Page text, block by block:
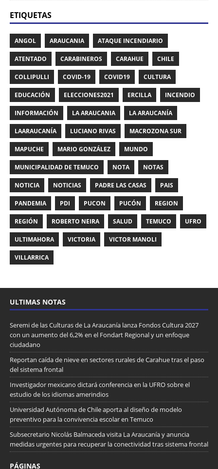
ETIQUETAS
ANGOL ARAUCANIA ATAQUE INCENDIARIO
ATENTADO CARABINEROS CARAHUE CHILE
COLLIPULLI COVID-19 COVID19 CULTURA
EDUCACIÓN ELECCIONES2021 ERCILLA INCENDIO
INFORMACIÓN LA ARAUCANIA LA ARAUCANÍA
LAARAUCANÍA LUCIANO RIVAS MACROZONA SUR
MAPUCHE MARIO GONZÁLEZ MUNDO
MUNICIPALIDAD DE TEMUCO NOTA NOTAS
NOTICIA NOTICIAS PADRE LAS CASAS PAIS
PANDEMIA PDI PUCON PUCÓN REGION
REGIÓN ROBERTO NEIRA SALUD TEMUCO UFRO
ULTIMAHORA VICTORIA VICTOR MANOLI
VILLARRICA
ULTIMAS NOTAS
Seremi de las Culturas de La Araucanía lanza Fondos Cultura 2027
con un aumento del 6,2% en el Fondart Regional y un enfoque
ciudadano
Reportan caída de nieve en sectores rurales de Carahue tras el paso
del sistema frontal
Investigador mexicano dictará conferencia en la UFRO sobre el
estudio de los idiomas amerindios
Universidad Autónoma de Chile aporta al diseño de modelo
preventivo para la convivencia escolar en Temuco
Subsecretario Nicolás Balmaceda visita La Araucanía y anuncia
medidas urgentes para recuperar la conectividad tras sistema frontal
PÁGINAS